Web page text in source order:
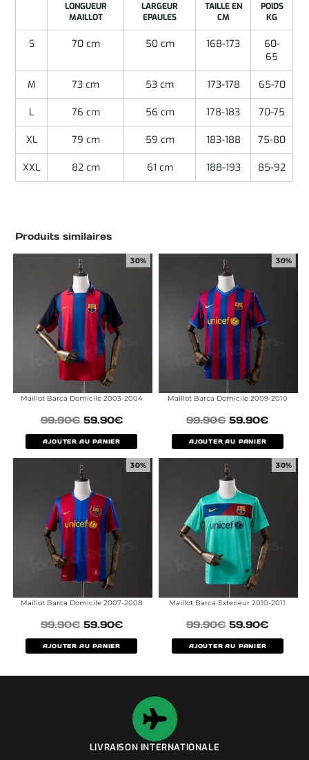
LONGUEUR
MAILLOT
LARGEUR
EPAULES
TAILLE EN
CM
POIDS
KG
S 70 cm 50 cm 168-173
60-
65
M 73 cm 53 cm 173-178 65-70
L 76 cm 56 cm 178-183 70-75
XL 79 cm 59 cm 183-188 75-80
XXL 82 cm 61 cm 188-193 85-92
Produits similaires
30%
Maillot Barca Domicile 2003-2004
99.90€ 59.90€
AJOUTER AU PANIER
30%
Maillot Barca Domicile 2009-2010
99.90€ 59.90€
AJOUTER AU PANIER
30%
Maillot Barca Domicile 2007-2008
99.90€ 59.90€
AJOUTER AU PANIER
30%
Maillot Barca Exterieur 2010-2011
99.90€ 59.90€
AJOUTER AU PANIER
LIVRAISON INTERNATIONALE